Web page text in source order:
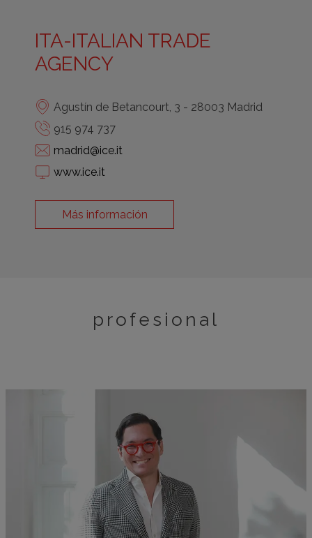
ITA-ITALIAN TRADE
AGENCY
Agustín de Betancourt, 3 - 28003 Madrid
915 974 737
madrid@ice.it
www.ice.it
Más información
profesional